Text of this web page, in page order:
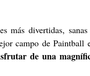
más divertidas,
campo de Paintball
de una